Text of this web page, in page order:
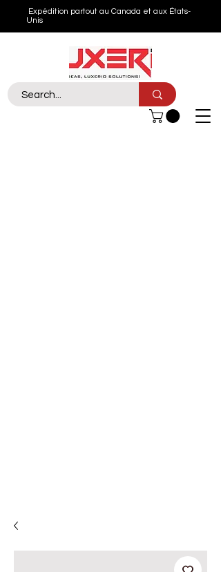
Expédition partout au Canada et aux États-
Unis